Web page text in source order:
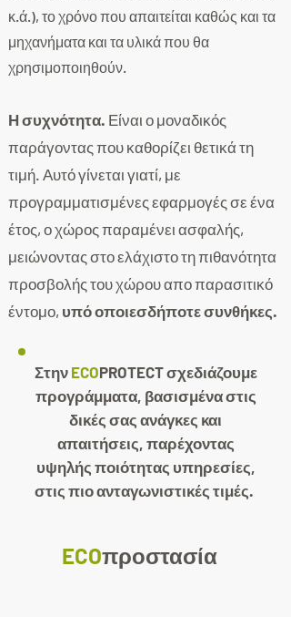
κ.ά.), το χρόνο που απαιτείται καθώς και τα
μηχανήματα και τα υλικά που θα
χρησιμοποιηθούν.
Η συχνότητα. Είναι ο μοναδικός
παράγοντας που καθορίζει θετικά τη
τιμή. Αυτό γίνεται γιατί, με
προγραμματισμένες εφαρμογές σε ένα
έτος, ο χώρος παραμένει ασφαλής,
μειώνοντας στο ελάχιστο τη πιθανότητα
προσβολής του χώρου απο παρασιτικό
έντομο, υπό οποιεσδήποτε συνθήκες.
Στην ECOPROTECT σχεδιάζουμε
προγράμματα, βασισμένα στις
δικές σας ανάγκες και
απαιτήσεις, παρέχοντας
υψηλής ποιότητας υπηρεσίες,
στις πιο ανταγωνιστικές τιμές.
ECOπροστασία